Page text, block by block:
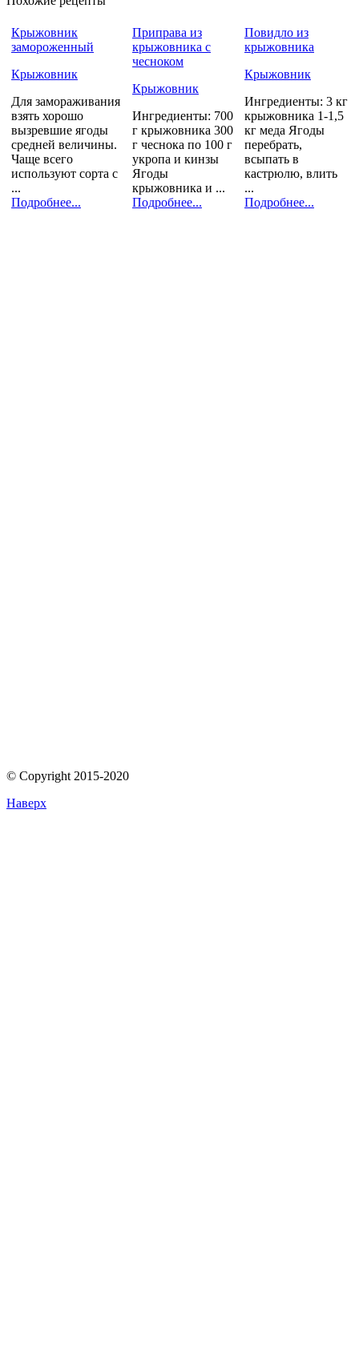
Крыжовник
замороженный
Крыжовник
Для замораживания
взять хорошо
вызревшие ягоды
средней величины.
Чаще всего
используют сорта с
...
Подробнее...
Приправа из
крыжовника с
чесноком
Крыжовник
Ингредиенты: 700
г крыжовника 300
г чеснока по 100 г
укропа и кинзы
Ягоды
крыжовника и ...
Подробнее...
Повидло из
крыжовника
Крыжовник
Ингредиенты: 3 кг
крыжовника 1-1,5
кг меда Ягоды
перебрать,
всыпать в
кастрюлю, влить
...
Подробнее...
© Copyright 2015-2020
Наверх